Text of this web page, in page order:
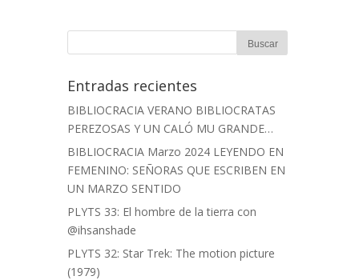
Entradas recientes
BIBLIOCRACIA VERANO BIBLIOCRATAS
PEREZOSAS Y UN CALÓ MU GRANDE…
BIBLIOCRACIA Marzo 2024 LEYENDO EN
FEMENINO: SEÑORAS QUE ESCRIBEN EN
UN MARZO SENTIDO
PLYTS 33: El hombre de la tierra con
@ihsanshade
PLYTS 32: Star Trek: The motion picture
(1979)